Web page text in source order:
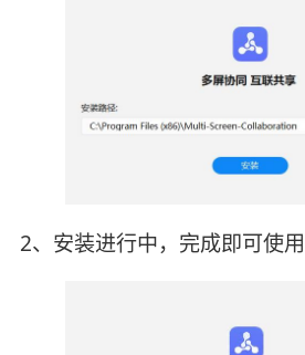
2、安装进行中，完成即可使用